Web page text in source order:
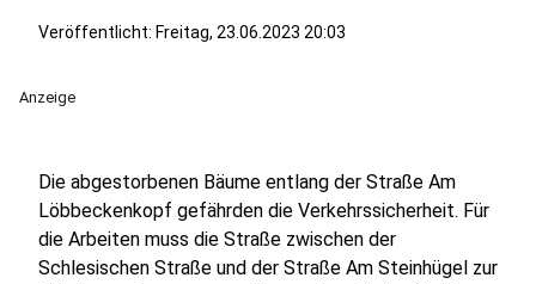
Veröffentlicht: Freitag, 23.06.2023 20:03
Anzeige
Die abgestorbenen Bäume entlang der Straße Am
Löbbeckenkopf gefährden die Verkehrssicherheit. Für
die Arbeiten muss die Straße zwischen der
Schlesischen Straße und der Straße Am Steinhügel zur